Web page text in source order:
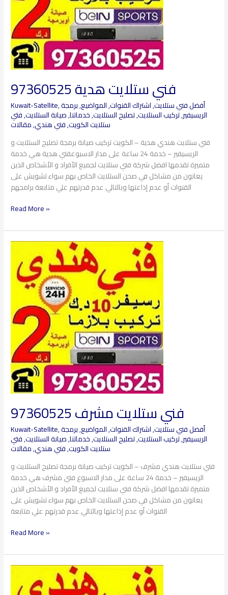
فني ستلايت هدية 97360525
Kuwait-Satellite, أفضل فني ستلايت,اشتراك القنوات,المواضيع,برمجة
الريسيفير,تركيب الستلايت,تصليح الستلايت,خدماتنا,صيانة الستلايت,فتي
ستلايت الكويت,فني هندي,مقالات
فني ستلايت هندي هدية – الكويت تركيب صيانة برمجة تصليح الستلايت و
الريسيفير – خدمة 24 ساعة على مدار الاسبوعفني هدية هي خدمة
متميزة تقدمها افضل شركة فني ستلايت لجميع الأفراد و الأشخاص الذين
يعانون من مشاكل في صحن الستلايت الخاص بهم سواء تشويش على
القنوات أو عدم إذاعتها وبالتالي عدم قدرتهم علي متابعة برامجهم
Read More »
فني ستلايت مشرف 97360525
Kuwait-Satellite, أفضل فني ستلايت,اشتراك القنوات,المواضيع,برمجة
الريسيفير,تركيب الستلايت,تصليح الستلايت,خدماتنا,صيانة الستلايت,فتي
ستلايت الكويت,فني هندي,مقالات
فني ستلايت هندي مشرف – الكويت تركيب صيانة برمجة تصليح الستلايت و
الريسيفير – خدمة 24 ساعة على مدار الاسبوع فني مشرف هي خدمة
متميزة تقدمها افضل شركة فني ستلايت لجميع الأفراد و الأشخاص الذين
يعانون من مشاكل في صحن الستلايت الخاص بهم سواء تشويش على
القنوات أو عدم إذاعتها وبالتالي عدم قدرتهم علي متابعة
فني
ستلايت
مشرف
97360525
Read More »
فني
ستلايت